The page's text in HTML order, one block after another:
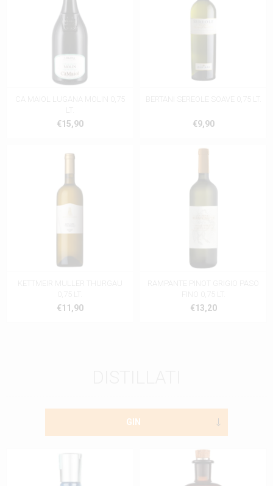
CA MAIOL LUGANA MOLIN 0,75
LT.
€15,90
BERTANI SEREOLE SOAVE 0,75 LT.
€9,90
KETTMEIR MULLER THURGAU
0,75 LT.
€11,90
RAMPANTE PINOT GRIGIO PASO
FINO 0,75 LT.
€13,20